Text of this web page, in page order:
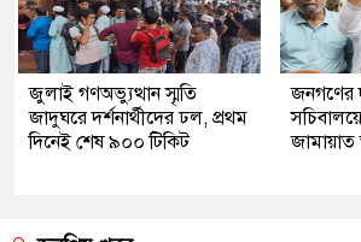
জুলাই গণঅভ্যুত্থান স্মৃতি
জাদুঘরে দর্শনার্থীদের ঢল, প্রথম
দিনেই শেষ ৯০০ টিকিট
জনগণের